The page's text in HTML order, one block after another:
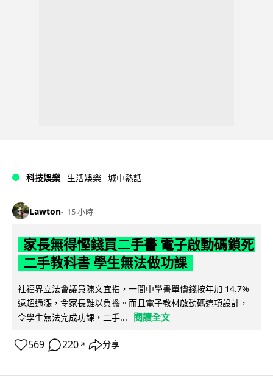
科技娛樂 生活娛樂 城中熱話
Lawton 15 小時
家長無得慳錢買二手書 電子啟動碼鎖死
二手教科書 學生無法做功課
社福界立法會議員陳文宜指，一間中學書單價錢按年加 14.7%
遠超通漲，令家長難以負擔。而且電子教材啟動碼這項設計，
令學生無法完成功課，二手...
閱讀全文
569 220 ↗ 分享